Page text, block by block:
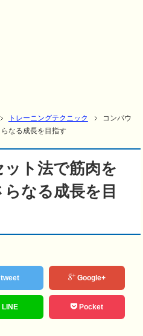
トレーニングテクニック
コンパウ
なる成長を目指す
ト法で筋肉を
なる成長を目
tweet Google+
LINE Pocket